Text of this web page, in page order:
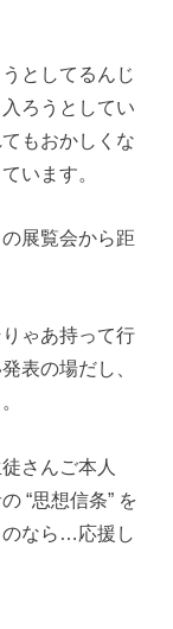
としてるんじ
ろうとしてい
もおかしくな
います。
展覧会から距
ゃあ持って行
表の場だし、
さんご本人
“思想信条” を
なら…応援し